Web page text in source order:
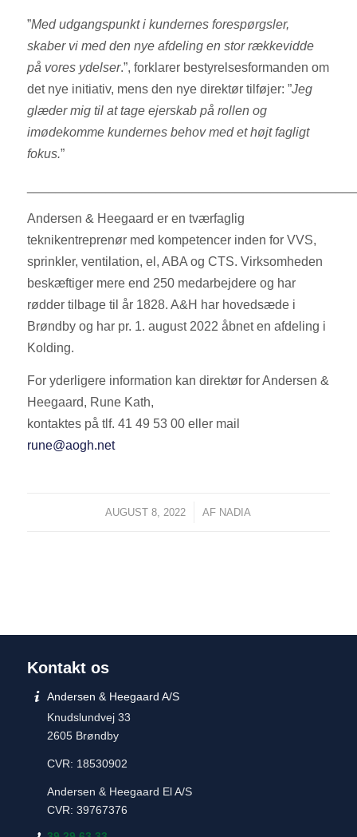
”Med udgangspunkt i kundernes forespørgsler,
skaber vi med den nye afdeling en stor rækkevidde
på vores ydelser.”, forklarer bestyrelsesformanden om
det nye initiativ, mens den nye direktør tilføjer: ”Jeg
glæder mig til at tage ejerskab på rollen og
imødekomme kundernes behov med et højt fagligt
fokus.”
Andersen & Heegaard er en tværfaglig
teknikentreprenør med kompetencer inden for VVS,
sprinkler, ventilation, el, ABA og CTS. Virksomheden
beskæftiger mere end 250 medarbejdere og har
rødder tilbage til år 1828. A&H har hovedsæde i
Brøndby og har pr. 1. august 2022 åbnet en afdeling i
Kolding.
For yderligere information kan direktør for Andersen &
Heegaard, Rune Kath,
kontaktes på tlf. 41 49 53 00 eller mail
rune@aogh.net
AUGUST 8, 2022
/ AF NADIA
Kontakt os
Andersen & Heegaard A/S
Knudslundvej 33
2605 Brøndby
CVR: 18530902
Andersen & Heegaard El A/S
CVR: 39767376